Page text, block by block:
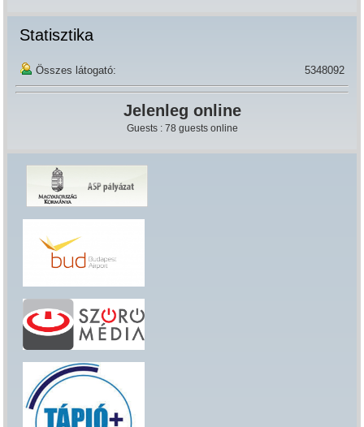
Statisztika
Összes látogató: 5348092
Jelenleg online
Guests : 78 guests online